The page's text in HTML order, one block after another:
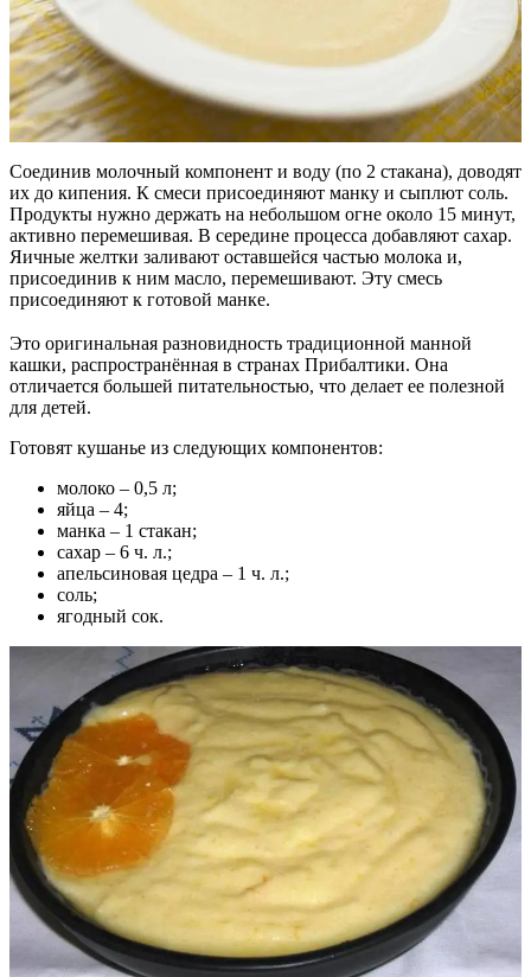
Соединив молочный компонент и воду (по 2 стакана), доводят
их до кипения. К смеси присоединяют манку и сыплют соль.
Продукты нужно держать на небольшом огне около 15 минут,
активно перемешивая. В середине процесса добавляют сахар.
Яичные желтки заливают оставшейся частью молока и,
присоединив к ним масло, перемешивают. Эту смесь
присоединяют к готовой манке.
Это оригинальная разновидность традиционной манной
кашки, распространённая в странах Прибалтики. Она
отличается большей питательностью, что делает ее полезной
для детей.
Готовят кушанье из следующих компонентов:
молоко – 0,5 л;
яйца – 4;
манка – 1 стакан;
сахар – 6 ч. л.;
апельсиновая цедра – 1 ч. л.;
соль;
ягодный сок.